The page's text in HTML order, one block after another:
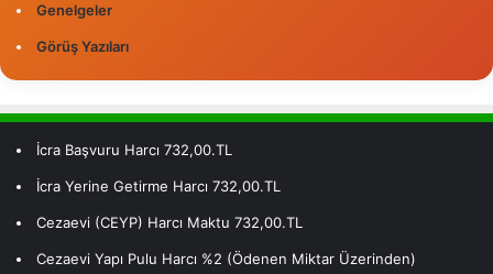
Genelgeler
Görüş Yazıları
İcra Başvuru Harcı 732,00.TL
İcra Yerine Getirme Harcı 732,00.TL
Cezaevi (CEYP) Harcı Maktu 732,00.TL
Cezaevi Yapı Pulu Harcı %2 (Ödenen Miktar Üzerinden)